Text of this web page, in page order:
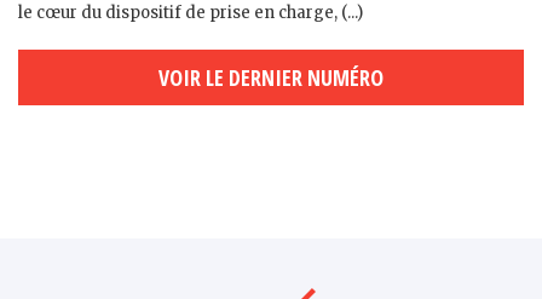
le cœur du dispositif de prise en charge, (...)
VOIR LE DERNIER NUMÉRO